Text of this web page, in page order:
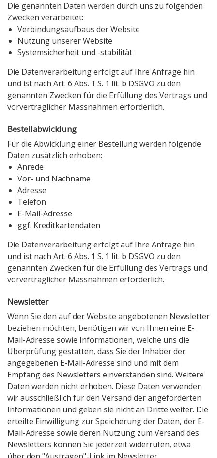
Die genannten Daten werden durch uns zu folgenden
Zwecken verarbeitet:
Verbindungsaufbaus der Website
Nutzung unserer Website
Systemsicherheit und -stabilität
Die Datenverarbeitung erfolgt auf Ihre Anfrage hin
und ist nach Art. 6 Abs. 1 S. 1 lit. b DSGVO zu den
genannten Zwecken für die Erfüllung des Vertrags und
vorvertraglicher Massnahmen erforderlich.
Bestellabwicklung
Für die Abwicklung einer Bestellung werden folgende
Daten zusätzlich erhoben:
Anrede
Vor- und Nachname
Adresse
Telefon
E-Mail-Adresse
ggf. Kreditkartendaten
Die Datenverarbeitung erfolgt auf Ihre Anfrage hin
und ist nach Art. 6 Abs. 1 S. 1 lit. b DSGVO zu den
genannten Zwecken für die Erfüllung des Vertrags und
vorvertraglicher Massnahmen erforderlich.
Newsletter
Wenn Sie den auf der Website angebotenen Newsletter
beziehen möchten, benötigen wir von Ihnen eine E-
Mail-Adresse sowie Informationen, welche uns die
Überprüfung gestatten, dass Sie der Inhaber der
angegebenen E-Mail-Adresse sind und mit dem
Empfang des Newsletters einverstanden sind. Weitere
Daten werden nicht erhoben. Diese Daten verwenden
wir ausschließlich für den Versand der angeforderten
Informationen und geben sie nicht an Dritte weiter. Die
erteilte Einwilligung zur Speicherung der Daten, der E-
Mail-Adresse sowie deren Nutzung zum Versand des
Newsletters können Sie jederzeit widerrufen, etwa